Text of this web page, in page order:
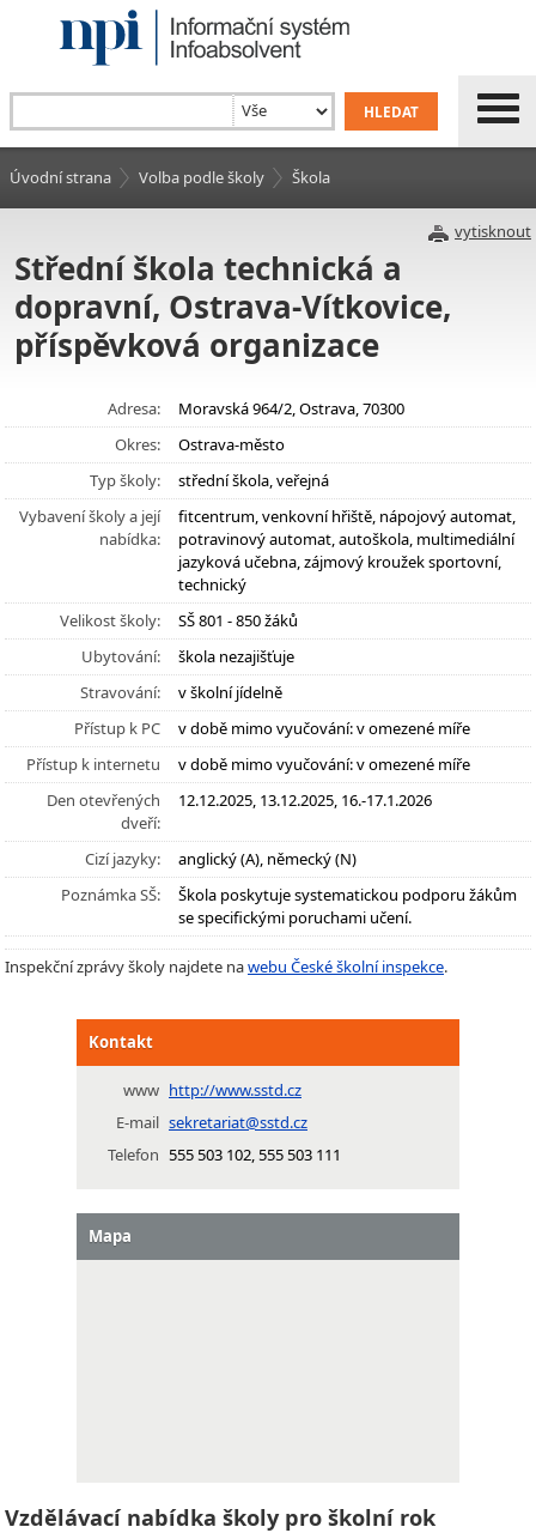
Úvodní strana Volba podle školy Škola
vytisknout
Střední škola technická a
dopravní, Ostrava-Vítkovice,
příspěvková organizace
Adresa:
Moravská 964/2, Ostrava, 70300
Okres:
Ostrava-město
Typ školy:
střední škola, veřejná
Vybavení školy a její
nabídka:
fitcentrum, venkovní hřiště, nápojový automat,
potravinový automat, autoškola, multimediální
jazyková učebna, zájmový kroužek sportovní,
technický
Velikost školy:
SŠ 801 - 850 žáků
Ubytování:
škola nezajišťuje
Stravování:
v školní jídelně
Přístup k PC
v době mimo vyučování: v omezené míře
Přístup k internetu
v době mimo vyučování: v omezené míře
Den otevřených
dveří:
12.12.2025, 13.12.2025, 16.-17.1.2026
Cizí jazyky:
anglický (A), německý (N)
Poznámka SŠ:
Škola poskytuje systematickou podporu žákům
se specifickými poruchami učení.
Inspekční zprávy školy najdete nawebu České školní inspekce.
Kontakt
www http://www.sstd.cz
E-mail sekretariat@sstd.cz
Telefon 555 503 102, 555 503 111
Mapa
Vzdělávací nabídka školy pro školní rok